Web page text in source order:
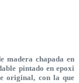
madera chapada en
pintado en epoxi
original, con la que